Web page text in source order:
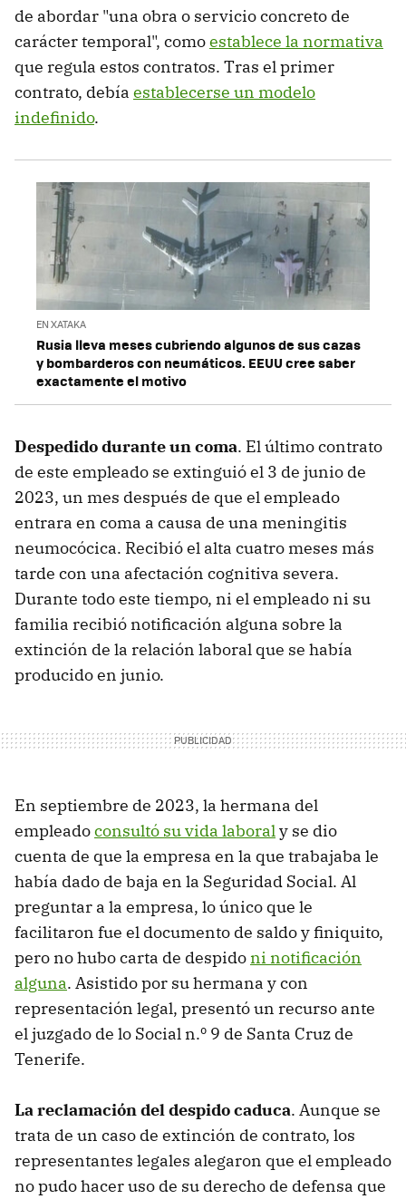
de abordar "una obra o servicio concreto de
carácter temporal", comoestablece la normativa
que regula estos contratos. Tras el primer
contrato, debía establecerse un modelo
indefinido.
EN XATAKA
Rusia lleva meses cubriendo algunos de sus cazas
y bombarderos con neumáticos. EEUU cree saber
exactamente el motivo
Despedido durante un coma. El último contrato
de este empleado se extinguió el 3 de junio de
2023, un mes después de que el empleado
entrara en coma a causa de una meningitis
neumocócica. Recibió el alta cuatro meses más
tarde con una afectación cognitiva severa.
Durante todo este tiempo, ni el empleado ni su
familia recibió notificación alguna sobre la
extinción de la relación laboral que se había
producido en junio.
En septiembre de 2023, la hermana del
empleadoconsultó su vida laboraly se dio
cuenta de que la empresa en la que trabajaba le
había dado de baja en la Seguridad Social. Al
preguntar a la empresa, lo único que le
facilitaron fue el documento de saldo y finiquito,
pero no hubo carta de despidoni notificación
alguna. Asistido por su hermana y con
representación legal, presentó un recurso ante
el juzgado de lo Social n.º 9 de Santa Cruz de
Tenerife.
La reclamación del despido caduca. Aunque se
trata de un caso de extinción de contrato, los
representantes legales alegaron que el empleado
no pudo hacer uso de su derecho de defensa que